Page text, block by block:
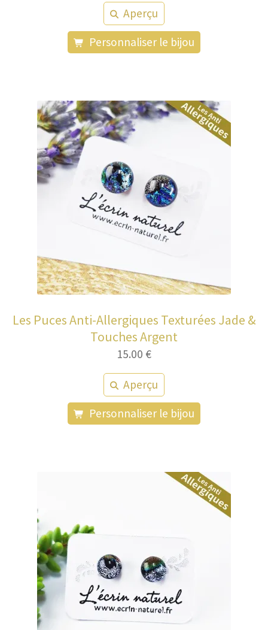
Aperçu
Personnaliser le bijou
Les Puces Anti-Allergiques Texturées Jade &
Touches Argent
15.00 €
Aperçu
Personnaliser le bijou